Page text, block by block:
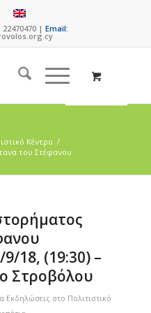
22470470 |Email:
Κέντρο /
του Στέφανου
18, (19:30) –
Στροβόλου
Eκδηλώσεις στο Πολιτιστικό